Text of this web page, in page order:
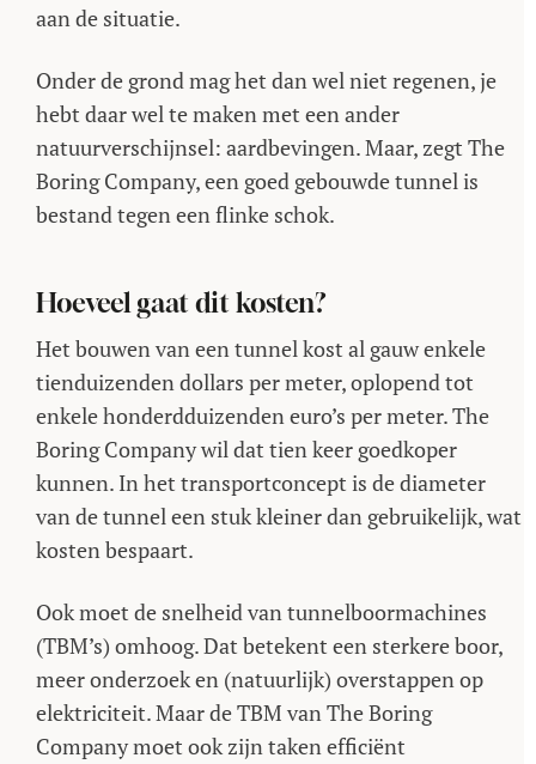
aan de situatie.
Onder de grond mag het dan wel niet regenen, je
hebt daar wel te maken met een ander
natuurverschijnsel: aardbevingen. Maar, zegt The
Boring Company, een goed gebouwde tunnel is
bestand tegen een flinke schok.
Hoeveel gaat dit kosten?
Het bouwen van een tunnel kost al gauw enkele
tienduizenden dollars per meter, oplopend tot
enkele honderdduizenden euro’s per meter. The
Boring Company wil dat tien keer goedkoper
kunnen. In het transportconcept is de diameter
van de tunnel een stuk kleiner dan gebruikelijk, wat
kosten bespaart.
Ook moet de snelheid van tunnelboormachines
(TBM’s) omhoog. Dat betekent een sterkere boor,
meer onderzoek en (natuurlijk) overstappen op
elektriciteit. Maar de TBM van The Boring
Company moet ook zijn taken efficiënt